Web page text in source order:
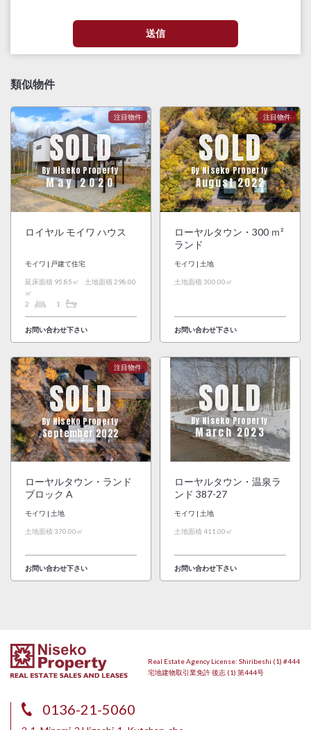
類似物件
SOLD
By Niseko Property
May 2020
ロイヤル モイワ ハウス
モイワ | 戸建て住宅
延床面積 95.85㎡
土地面積 298.00
㎡
2
1
お問い合わせ下さい
SOLD
By Niseko Property
August 2022
ローヤルタウン・300 ｍ²
ランド
モイワ | 土地
土地面積 300.00㎡
お問い合わせ下さい
SOLD
By Niseko Property
September 2022
ローヤルタウン・ランド
ブロック A
モイワ | 土地
土地面積 370.00㎡
お問い合わせ下さい
SOLD
By Niseko Property
March 2023
ローヤルタウン・温泉ラ
ンド 387-27
モイワ | 土地
土地面積 411.00㎡
お問い合わせ下さい
Real Estate Agency License: Shiribeshi (1) #444
宅地建物取引業免許 後志 (1) 第444号
0136-21-5060